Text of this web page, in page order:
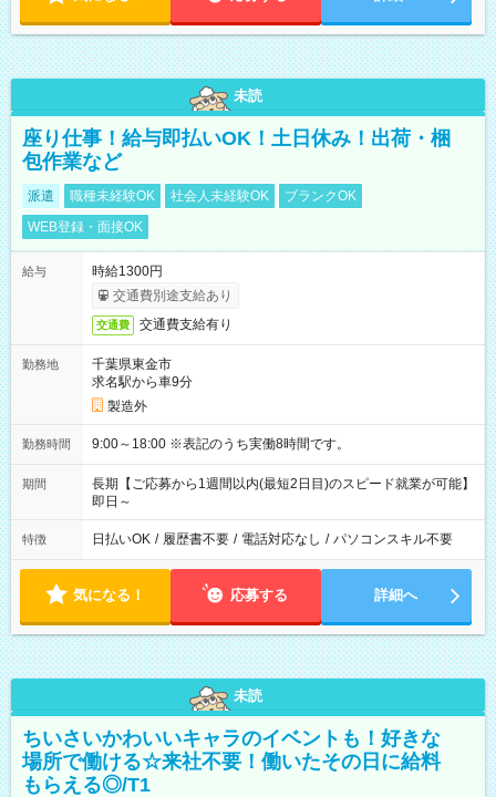
未読
座り仕事！給与即払いOK！土日休み！出荷・梱
包作業など
派遣 職種未経験OK 社会人未経験OK
ブランクOK
WEB登録・面接OK
給与
時給1300円
交通費別途支給あり
交通費 交通費支給有り
勤務地
千葉県東金市
求名駅から車9分
製造外
勤務時間 9:00～18:00 ※表記のうち実働8時間です。
期間
長期【ご応募から1週間以内(最短2日目)のスピード就業が可能】
即日～
特徴 日払いOK / 履歴書不要 / 電話対応なし / パソコンスキル不要
気になる！ 応募する 詳細へ
未読
ちいさいかわいいキャラのイベントも！好きな
場所で働ける☆来社不要！働いたその日に給料
もらえる◎/T1